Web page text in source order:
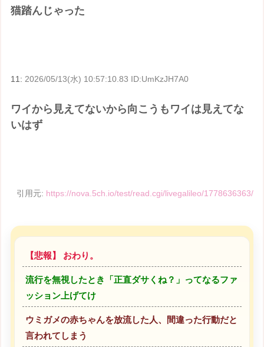
猫踏んじゃった
11: 2026/05/13(水) 10:57:10.83 ID:UmKzJH7A0
ワイから見えてないから向こうもワイは見えてな
いはず
引用元: https://nova.5ch.io/test/read.cgi/livegalileo/1778636363/
【悲報】 おわり。
流行を無視したとき「正直ダサくね？」ってなるファ
ッション上げてけ
ウミガメの赤ちゃんを放流した人、間違った行動だと
言われてしまう